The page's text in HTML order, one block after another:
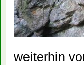
weiterhin